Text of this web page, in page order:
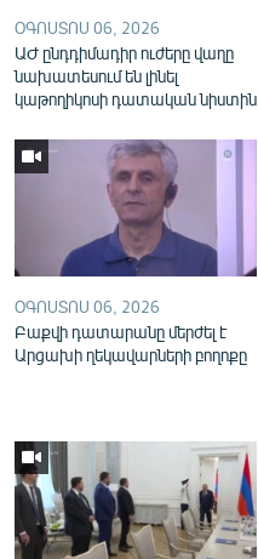
English
Русский
ՕԳՈՍՏՈՍ 06, 2026
ԱԺ ընդդիմադիր ուժերը վաղը
նախատեսում են լինել
կաթողիկոսի դատական նիստին
ՕԳՈՍՏՈՍ 06, 2026
Բաքվի դատարանը մերժել է
Արցախի ղեկավարների բողոքը